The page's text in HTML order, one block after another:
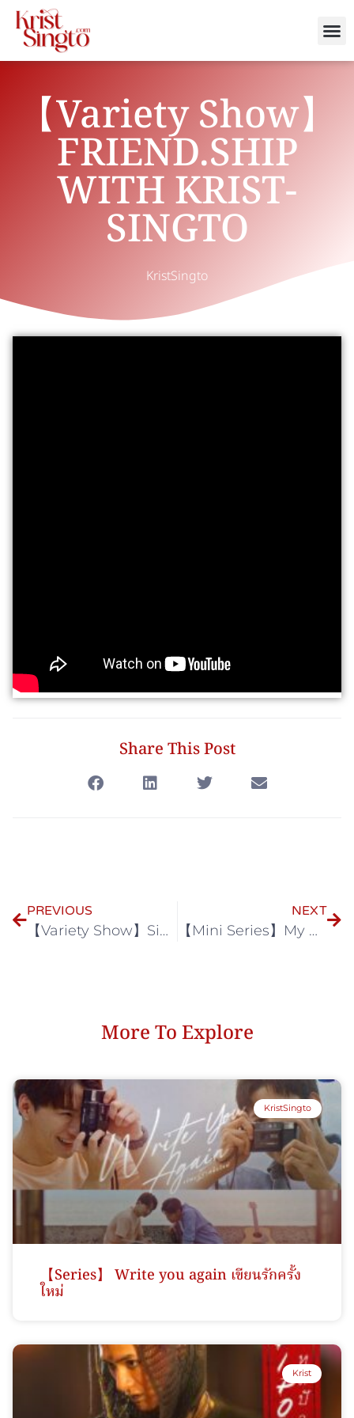
【Variety Show】
FRIEND.SHIP
WITH KRIST-
SINGTO
KristSingto
Share This Post
PREVIOUS
【Variety Show】Singto Prachaya YouTube Channel
NEXT
【Mini Series】My Baby Bright: Double Trouble
More To Explore
KristSingto
【Series】 Write you again เขียนรักครั้ง
ใหม่
Krist